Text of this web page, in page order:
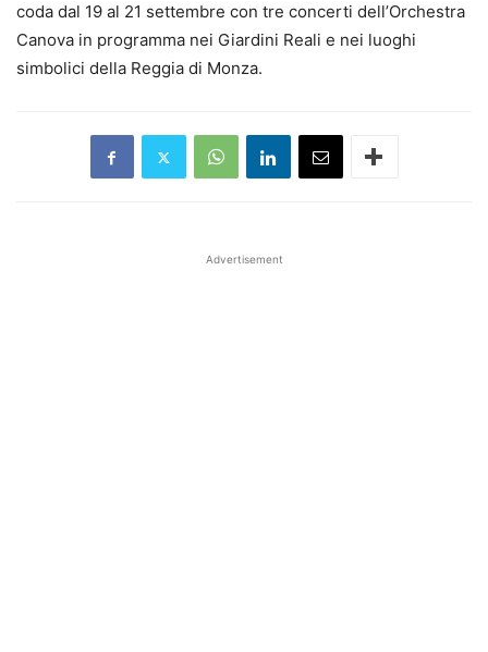
coda dal 19 al 21 settembre con tre concerti dell’Orchestra
Canova in programma nei Giardini Reali e nei luoghi
simbolici della Reggia di Monza.
Advertisement